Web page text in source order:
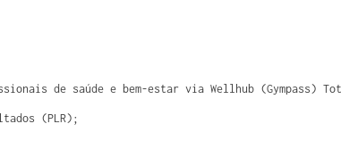
de saúde e bem-estar via Wellhub (Gympass)
(PLR);